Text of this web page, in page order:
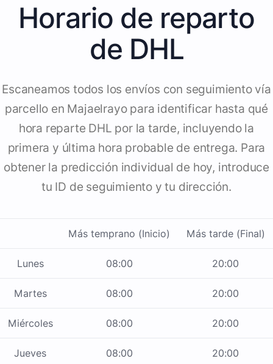
Horario de reparto
de DHL
Escaneamos todos los envíos con seguimiento vía
parcello en Majaelrayo para identificar hasta qué
hora reparte DHL por la tarde, incluyendo la
primera y última hora probable de entrega. Para
obtener la predicción individual de hoy, introduce
tu ID de seguimiento y tu dirección.
Más temprano (Inicio) Más tarde (Final)
Lunes 08:00 20:00
Martes 08:00 20:00
Miércoles 08:00 20:00
Jueves 08:00 20:00